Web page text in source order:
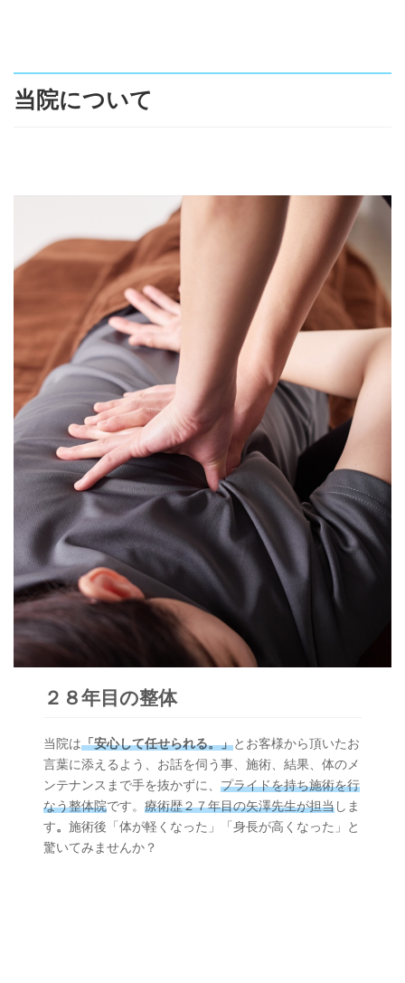
当院について
２８年目の整体
当院は「安心して任せられる。」とお客様から頂いたお
言葉に添えるよう、お話を伺う事、施術、結果、体のメ
ンテナンスまで手を抜かずに、プライドを持ち施術を行
なう整体院です。療術歴２７年目の矢澤先生が担当 しま
す。施術後「体が軽くなった」「身長が高くなった」と
驚いてみませんか？